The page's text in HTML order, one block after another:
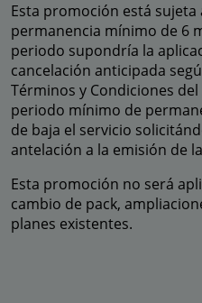
Esta promoción está
permanencia mínimo de 6
periodo supondría la
cancelación anticipada
Términos y Condiciones
periodo mínimo de
de baja el servicio
antelación a la emisión de
Esta promoción no será
cambio de pack,
planes existentes.